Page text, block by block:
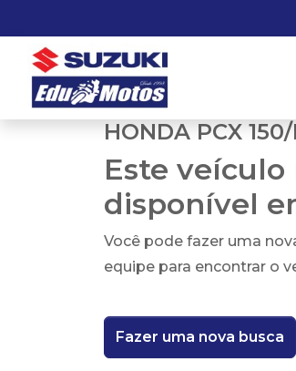
HONDA PCX
Este veículo
disponível
Você pode fazer uma
equipe para encontrar o
Fazer uma nova busca